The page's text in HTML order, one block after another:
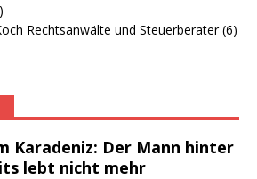
Rechtsanwälte und Steuerberater (6)
Karadeniz: Der Mann hinter
lebt nicht mehr